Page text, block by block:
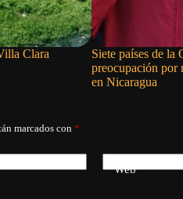
Clara
Siete países de la
preocupación por
en Nicaragua
marcados con *
Web